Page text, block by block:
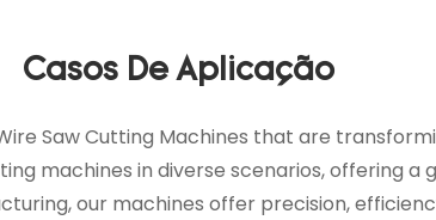
Casos De Aplicação
Saw Cutting Machines that are
machines in diverse scenarios, offering
our machines offer precision,